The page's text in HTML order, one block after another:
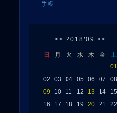
手帳
<< 2018/09 >>
日 月 火 水 木 金
土
01
02
03 04 05 06 07
08
09
10 11 12 13 14
15
16
17 18 19 20 21
22